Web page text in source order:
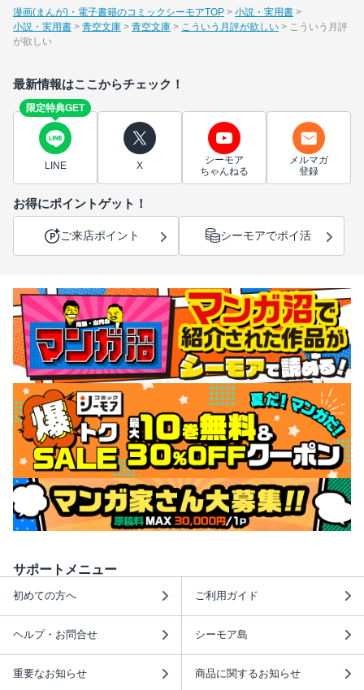
漫画(まんが)・電子書籍のコミックシーモアTOP
小説・実用書
小説・実用書
青空文庫 青空文庫 こういう月評が欲しい
こういう月評
が欲しい
最新情報はここからチェック！
限定特典GET
LINE X
シーモア
ちゃんねる
メルマガ
登録
お得にポイントゲット！
ご来店ポイント シーモアでポイ活
サポートメニュー
初めての方へ ご利用ガイド
ヘルプ・お問合せ シーモア島
重要なお知らせ 商品に関するお知らせ